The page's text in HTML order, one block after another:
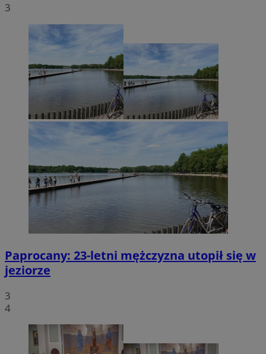
3
Paprocany: 23-letni mężczyzna utopił się w
jeziorze
3
4